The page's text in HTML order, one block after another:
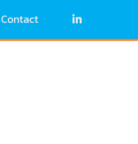
Contact